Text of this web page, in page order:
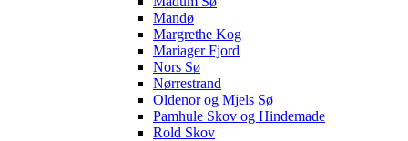
Mandø
Margrethe Kog
Mariager Fjord
Nors Sø
Nørrestrand
Oldenor og Mjels Sø
Pamhule Skov og Hindemade
Rold Skov